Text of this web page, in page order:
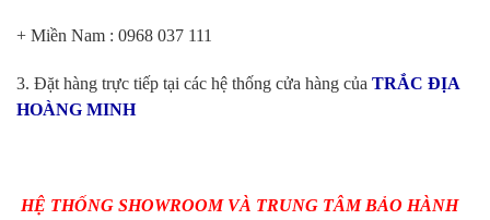
+ Miền Nam : 0968 037 111
3. Đặt hàng trực tiếp tại các hệ thống cửa hàng của TRẮC ĐỊA
HOÀNG MINH
HỆ THỐNG SHOWROOM VÀ TRUNG TÂM BẢO HÀNH